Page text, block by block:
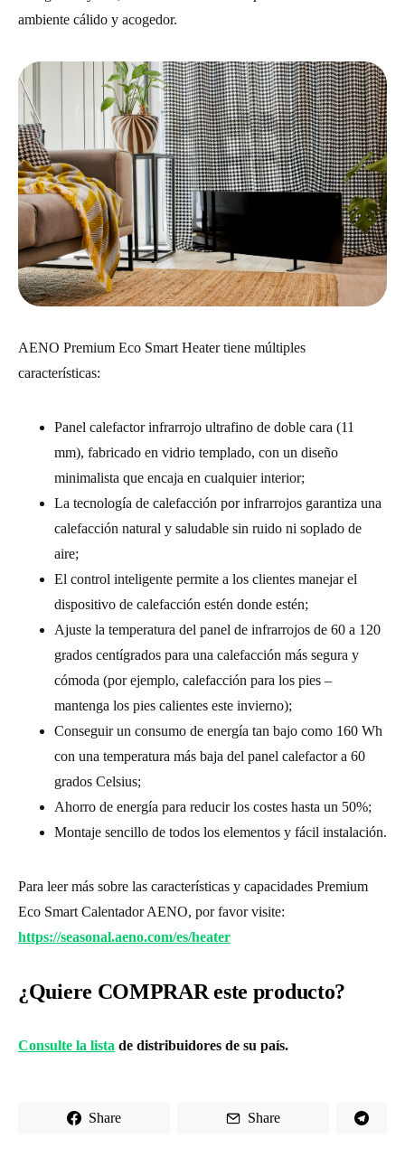
ambiente cálido y acogedor.
AENO Premium Eco Smart Heater tiene múltiples
características:
Panel calefactor infrarrojo ultrafino de doble cara (11
mm), fabricado en vidrio templado, con un diseño
minimalista que encaja en cualquier interior;
La tecnología de calefacción por infrarrojos garantiza una
calefacción natural y saludable sin ruido ni soplado de
aire;
El control inteligente permite a los clientes manejar el
dispositivo de calefacción estén donde estén;
Ajuste la temperatura del panel de infrarrojos de 60 a 120
grados centígrados para una calefacción más segura y
cómoda (por ejemplo, calefacción para los pies –
mantenga los pies calientes este invierno);
Conseguir un consumo de energía tan bajo como 160 Wh
con una temperatura más baja del panel calefactor a 60
grados Celsius;
Ahorro de energía para reducir los costes hasta un 50%;
Montaje sencillo de todos los elementos y fácil instalación.
Para leer más sobre las características y capacidades Premium
Eco Smart Calentador AENO, por favor visite:
https://seasonal.aeno.com/es/heater
¿Quiere COMPRAR este producto?
Consulte la lista de distribuidores de su país.
Share Share